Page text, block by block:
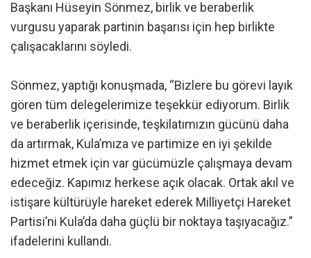
Başkanı Hüseyin Sönmez, birlik ve beraberlik
vurgusu yaparak partinin başarısı için hep birlikte
çalışacaklarını söyledi.
Sönmez, yaptığı konuşmada, “Bizlere bu görevi layık
gören tüm delegelerimize teşekkür ediyorum. Birlik
ve beraberlik içerisinde, teşkilatımızın gücünü daha
da artırmak, Kula’mıza ve partimize en iyi şekilde
hizmet etmek için var gücümüzle çalışmaya devam
edeceğiz. Kapımız herkese açık olacak. Ortak akıl ve
istişare kültürüyle hareket ederek Milliyetçi Hareket
Partisi’ni Kula’da daha güçlü bir noktaya taşıyacağız.”
ifadelerini kullandı.